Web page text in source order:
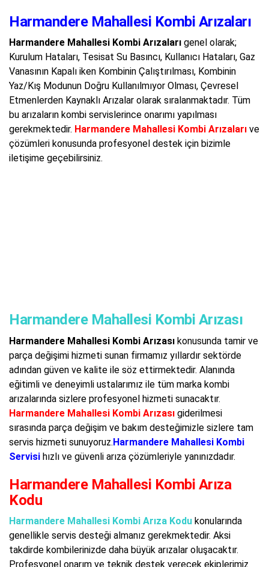
Harmandere Mahallesi Kombi Arızaları
Harmandere Mahallesi Kombi Arızaları genel olarak;
Kurulum Hataları, Tesisat Su Basıncı, Kullanıcı Hataları, Gaz
Vanasının Kapalı iken Kombinin Çalıştırılması, Kombinin
Yaz/Kış Modunun Doğru Kullanılmıyor Olması, Çevresel
Etmenlerden Kaynaklı Arızalar olarak sıralanmaktadır. Tüm
bu arızaların kombi servislerince onarımı yapılması
gerekmektedir. Harmandere Mahallesi Kombi Arızaları ve
çözümleri konusunda profesyonel destek için bizimle
iletişime geçebilirsiniz.
Harmandere Mahallesi Kombi Arızası
Harmandere Mahallesi Kombi Arızası konusunda tamir ve
parça değişimi hizmeti sunan firmamız yıllardır sektörde
adından güven ve kalite ile söz ettirmektedir. Alanında
eğitimli ve deneyimli ustalarımız ile tüm marka kombi
arızalarında sizlere profesyonel hizmeti sunacaktır.
Harmandere Mahallesi Kombi Arızası giderilmesi
sırasında parça değişim ve bakım desteğimizle sizlere tam
servis hizmeti sunuyoruz.Harmandere Mahallesi Kombi
Servisi hızlı ve güvenli arıza çözümleriyle yanınızdadır.
Harmandere Mahallesi Kombi Arıza
Kodu
Harmandere Mahallesi Kombi Arıza Kodu konularında
genellikle servis desteği almanız gerekmektedir. Aksi
takdirde kombilerinizde daha büyük arızalar oluşacaktır.
Profesyonel onarım ve teknik destek verecek ekiplerimiz